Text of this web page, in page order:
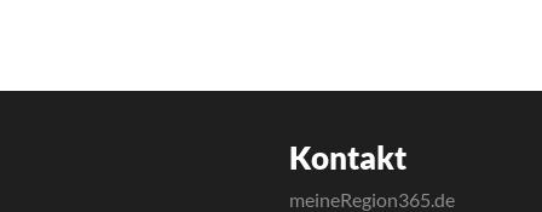
Kontakt
meineRegion365.de